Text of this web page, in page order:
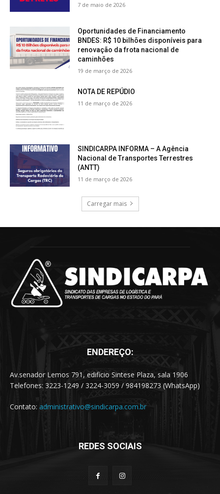
ENDEREÇO:
Av.senador Lemos 791, edificio Sintese Plaza, sala 1906
Telefones: 3223-1249 / 3224-3059 / 984198273 (WhatsApp)
Contato: administrativo@sindicarpa.com.br
REDES SOCIAIS